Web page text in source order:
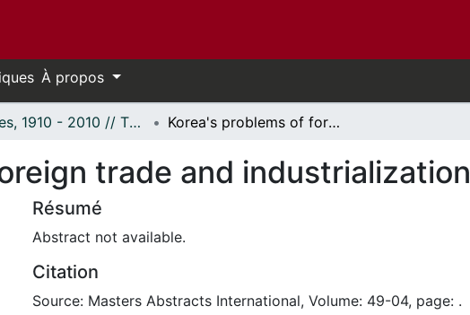
À propos
Thèses, 1910 - 2010 // Theses, 1910 - 2010 Korea's problems of foreign trade and industrialization
trade and industrialization
Résumé
Abstract not available.
Citation
Source: Masters Abstracts International, Volume: 49-04, page: .